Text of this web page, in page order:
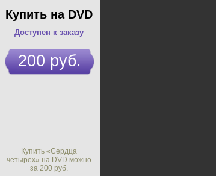
Купить на DVD
Доступен к заказу
200 руб.
Купить «Сердца
четырех» на DVD можно
за 200 руб.